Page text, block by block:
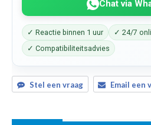
Chat via
✓ Reactie binnen 1 uur
✓ 24/7
✓ Compatibiliteitsadvies
Stel een vraag Email een